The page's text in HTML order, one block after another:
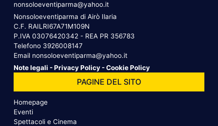
nonsoloeventiparma@yahoo.it
Nonsoloeventiparma di Airò Ilaria
C.F. RAILRI67A71M109N
P.IVA 03076420342 - REA PR 356783
Telefono 3926008147
Email nonsoloeventiparma@yahoo.it
Note legali -Privacy Policy -Cookie Policy
PAGINE DEL SITO
Homepage
Eventi
Spettacoli e Cinema